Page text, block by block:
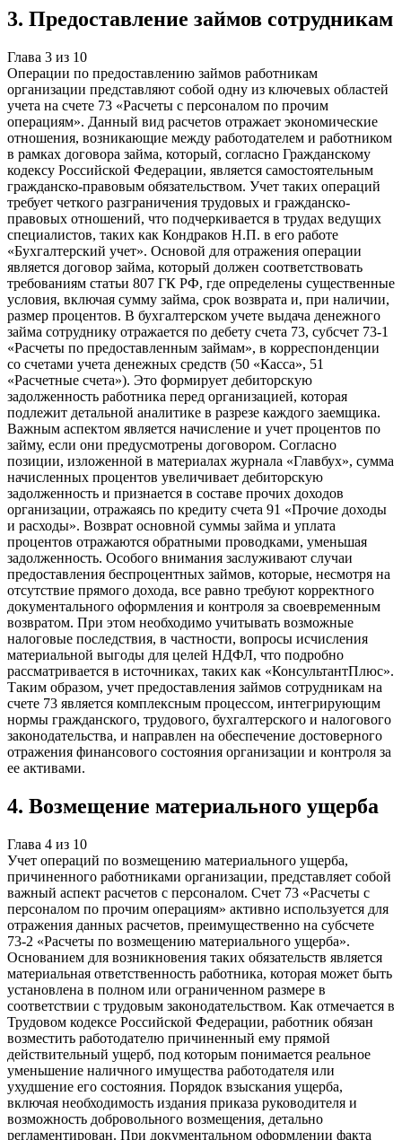
3. Предоставление займов сотрудникам
Глава 3 из 10
Операции по предоставлению займов работникам
организации представляют собой одну из ключевых областей
учета на счете 73 «Расчеты с персоналом по прочим
операциям». Данный вид расчетов отражает экономические
отношения, возникающие между работодателем и работником
в рамках договора займа, который, согласно Гражданскому
кодексу Российской Федерации, является самостоятельным
гражданско-правовым обязательством. Учет таких операций
требует четкого разграничения трудовых и гражданско-
правовых отношений, что подчеркивается в трудах ведущих
специалистов, таких как Кондраков Н.П. в его работе
«Бухгалтерский учет». Основой для отражения операции
является договор займа, который должен соответствовать
требованиям статьи 807 ГК РФ, где определены существенные
условия, включая сумму займа, срок возврата и, при наличии,
размер процентов. В бухгалтерском учете выдача денежного
займа сотруднику отражается по дебету счета 73, субсчет 73-1
«Расчеты по предоставленным займам», в корреспонденции
со счетами учета денежных средств (50 «Касса», 51
«Расчетные счета»). Это формирует дебиторскую
задолженность работника перед организацией, которая
подлежит детальной аналитике в разрезе каждого заемщика.
Важным аспектом является начисление и учет процентов по
займу, если они предусмотрены договором. Согласно
позиции, изложенной в материалах журнала «Главбух», сумма
начисленных процентов увеличивает дебиторскую
задолженность и признается в составе прочих доходов
организации, отражаясь по кредиту счета 91 «Прочие доходы
и расходы». Возврат основной суммы займа и уплата
процентов отражаются обратными проводками, уменьшая
задолженность. Особого внимания заслуживают случаи
предоставления беспроцентных займов, которые, несмотря на
отсутствие прямого дохода, все равно требуют корректного
документального оформления и контроля за своевременным
возвратом. При этом необходимо учитывать возможные
налоговые последствия, в частности, вопросы исчисления
материальной выгоды для целей НДФЛ, что подробно
рассматривается в источниках, таких как «КонсультантПлюс».
Таким образом, учет предоставления займов сотрудникам на
счете 73 является комплексным процессом, интегрирующим
нормы гражданского, трудового, бухгалтерского и налогового
законодательства, и направлен на обеспечение достоверного
отражения финансового состояния организации и контроля за
ее активами.
4. Возмещение материального ущерба
Глава 4 из 10
Учет операций по возмещению материального ущерба,
причиненного работниками организации, представляет собой
важный аспект расчетов с персоналом. Счет 73 «Расчеты с
персоналом по прочим операциям» активно используется для
отражения данных расчетов, преимущественно на субсчете
73-2 «Расчеты по возмещению материального ущерба».
Основанием для возникновения таких обязательств является
материальная ответственность работника, которая может быть
установлена в полном или ограниченном размере в
соответствии с трудовым законодательством. Как отмечается в
Трудовом кодексе Российской Федерации, работник обязан
возместить работодателю причиненный ему прямой
действительный ущерб, под которым понимается реальное
уменьшение наличного имущества работодателя или
ухудшение его состояния. Порядок взыскания ущерба,
включая необходимость издания приказа руководителя и
возможность добровольного возмещения, детально
регламентирован. При документальном оформлении факта